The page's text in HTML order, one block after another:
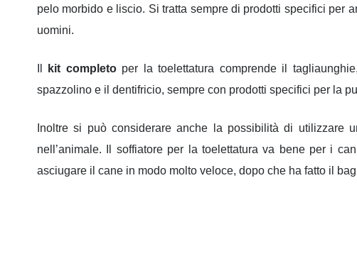
pelo morbido e liscio. Si tratta sempre di prodotti specifici per
uomini.
kit completoper la toelettatura comprende il
spazzolino e il dentifricio, sempre con prodotti specifici per la
Inoltre si può considerare anche la possibilità di utilizzare
nell’animale. Il soffiatore per la toelettatura va bene per i
asciugare il cane in modo molto veloce, dopo che ha fatto il